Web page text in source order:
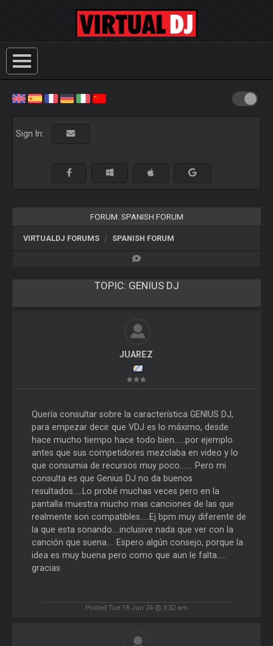
Sign In:
FORUM: SPANISH FORUM
VIRTUALDJ FORUMS SPANISH FORUM
TOPIC: GENIUS DJ
JUAREZ
Quería consultar sobre la característica GENIUS DJ,
para empezar decir que VDJ es lo máximo, desde
hace mucho tiempo hace todo bien......por ejemplo
antes que sus competidores mezclaba en video y lo
que consumia de recursos muy poco....... Pero mi
consulta es que Genius DJ no da buenos
resultados.....Lo probé muchas veces pero en la
pantalla muestra mucho mas canciones de las que
realmente son compatibles.....Ej bpm muy diferente de
la que esta sonando....inclusive nada que ver con la
canción que suena.... Espero algún consejo, porque la
idea es muy buena pero como que aun le falta.....
gracias
Posted Tue 18 Jun 24 @ 3:32 am